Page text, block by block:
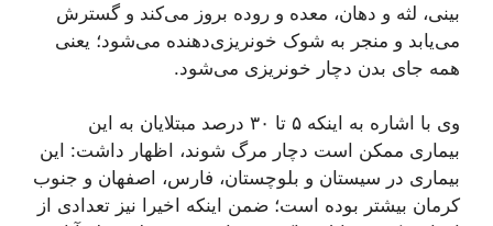
بینی، لثه و دهان، معده و روده بروز می‌کند و گسترش
می‌یابد و منجر به شوک خونریزی‌دهنده می‌شود؛ یعنی
همه جای بدن دچار خونریزی می‌شود.
وی با اشاره به اینکه ۵ تا ۳۰ درصد مبتلایان به این
بیماری ممکن است دچار مرگ شوند، اظهار داشت: این
بیماری در سیستان و بلوچستان، فارس، اصفهان و جنوب
کرمان بیشتر بوده است؛ ضمن اینکه اخیرا نیز تعدادی از